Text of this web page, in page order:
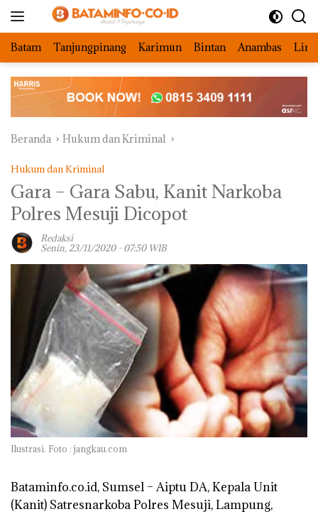
Batam Tanjungpinang Karimun Bintan Anambas
Beranda Hukum dan Kriminal
Hukum dan Kriminal
Gara – Gara Sabu, Kanit Narkoba
Polres Mesuji Dicopot
Redaksi
Senin, 23/11/2020 - 07:50 WIB
Ilustrasi. Foto : jangkau.com
Bataminfo.co.id, Sumsel –Aiptu DA, Kepala Unit
(Kanit) Satresnarkoba Polres Mesuji, Lampung,